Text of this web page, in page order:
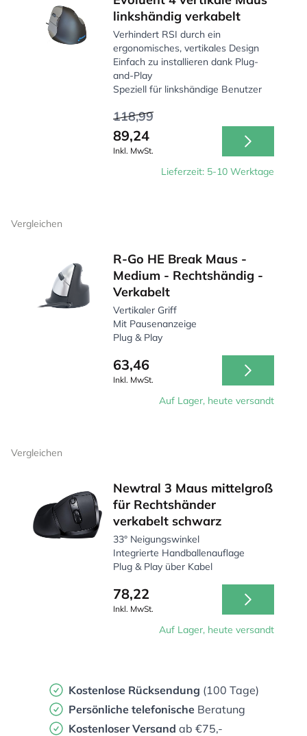
linkshändig verkabelt
Verhindert RSI durch ein
ergonomisches, vertikales Design
Einfach zu installieren dank Plug-
and-Play
Speziell für linkshändige Benutzer
118,99
89,24
Inkl. MwSt.
Lieferzeit: 5-10 Werktage
Vergleichen
R-Go HE Break Maus -
Medium - Rechtshändig -
Verkabelt
Vertikaler Griff
Mit Pausenanzeige
Plug & Play
63,46
Inkl. MwSt.
Auf Lager, heute versandt
Vergleichen
Newtral 3 Maus mittelgroß
für Rechtshänder
verkabelt schwarz
33° Neigungswinkel
Integrierte Handballenauflage
Plug & Play über Kabel
78,22
Inkl. MwSt.
Auf Lager, heute versandt
Kostenlose Rücksendung (100 Tage)
Persönliche telefonische Beratung
Kostenloser Versand ab €75,-